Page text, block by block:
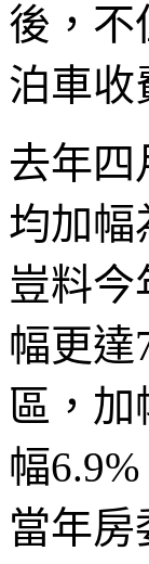
後，不
泊車收
去年四
均加幅
豈料今
幅更達
區，加
幅
當年